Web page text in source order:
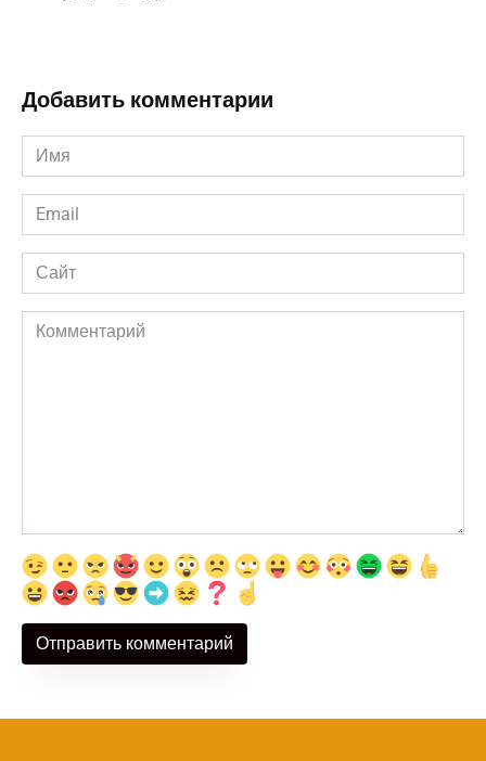
Добавить комментарии
Имя
*
Email
*
Сайт
Комментарий